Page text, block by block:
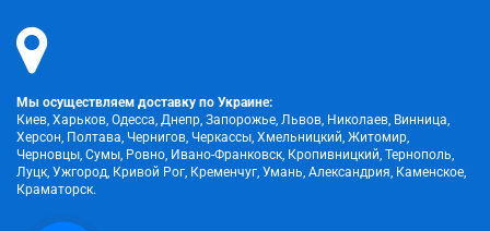
Мы осуществляем доставку по Украине:
Киев, Харьков, Одесса, Днепр, Запорожье, Львов, Николаев, Винница,
Херсон, Полтава, Чернигов, Черкассы, Хмельницкий, Житомир,
Черновцы, Сумы, Ровно, Ивано-Франковск, Кропивницкий, Тернополь,
Луцк, Ужгород, Кривой Рог, Кременчуг, Умань, Александрия, Каменское,
Краматорск.